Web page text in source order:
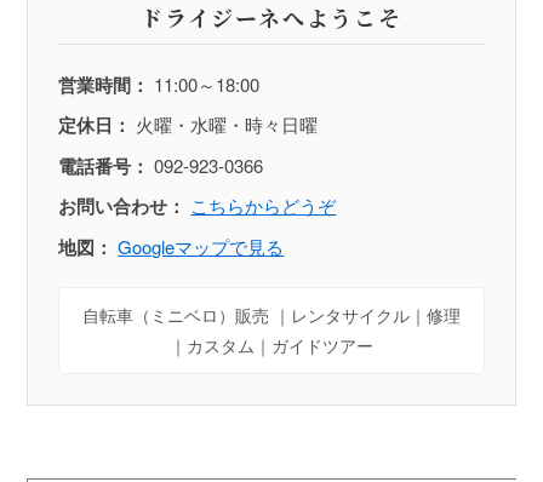
ドライジーネへようこそ
営業時間： 11:00～18:00
定休日： 火曜・水曜・時々日曜
電話番号： 092-923-0366
お問い合わせ： こちらからどうぞ
地図： Googleマップで見る
自転車（ミニベロ）販売 ｜レンタサイクル｜修理
｜カスタム｜ガイドツアー